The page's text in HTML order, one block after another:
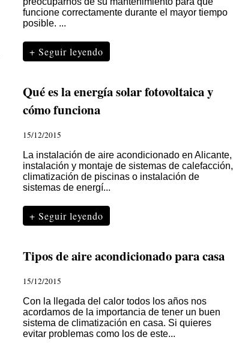
funcione correctamente durante el mayor tiempo
posible. ...
+ Seguir leyendo
Qué es la energía solar fotovoltaica y
cómo funciona
15/12/2015
La instalación de aire acondicionado en Alicante,
instalación y montaje de sistemas de calefacción,
climatización de piscinas o instalación de
sistemas de energí...
+ Seguir leyendo
Tipos de aire acondicionado para casa
15/12/2015
Con la llegada del calor todos los años nos
acordamos de la importancia de tener un buen
sistema de climatización en casa. Si quieres
evitar problemas como los de este...